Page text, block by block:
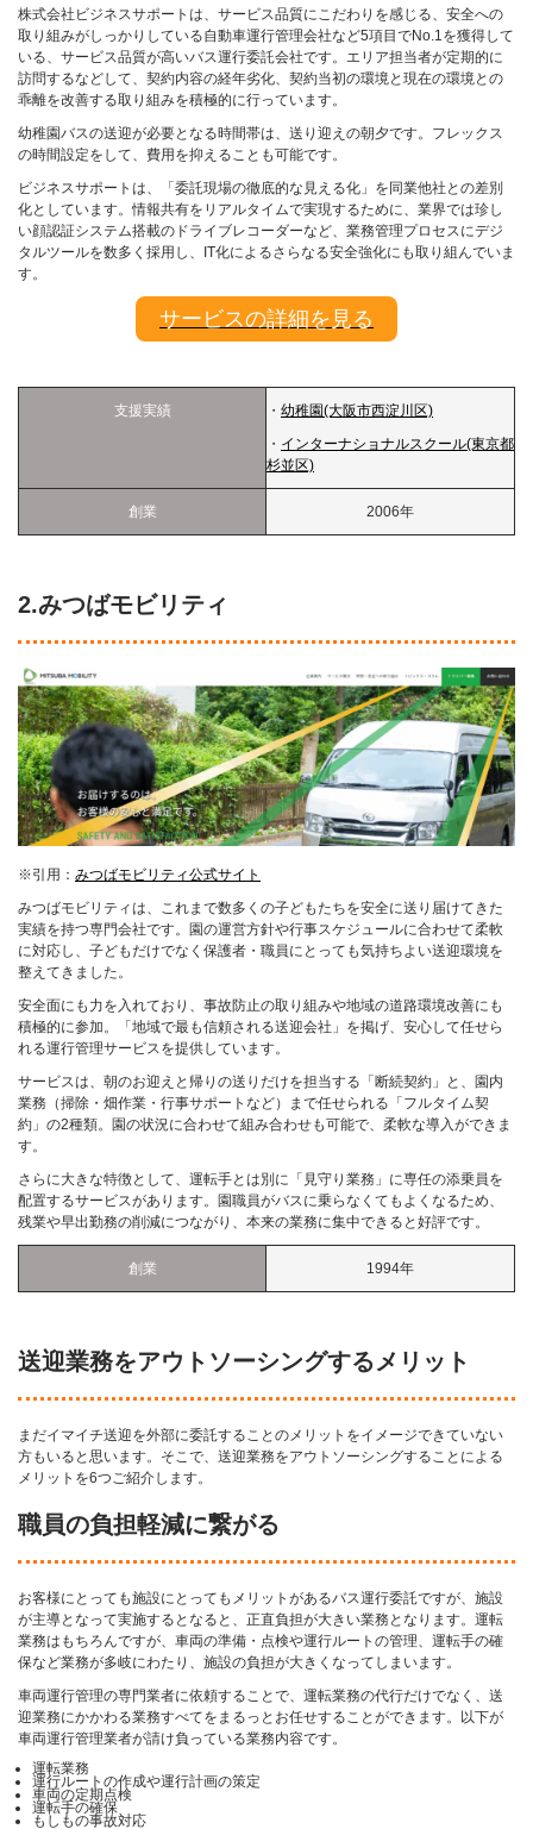
株式会社ビジネスサポートは、サービス品質にこだわりを感じる、安全への
取り組みがしっかりしている自動車運行管理会社など5項目でNo.1を獲得して
いる、サービス品質が高いバス運行委託会社です。エリア担当者が定期的に
訪問するなどして、契約内容の経年劣化、契約当初の環境と現在の環境との
乖離を改善する取り組みを積極的に行っています。
幼稚園バスの送迎が必要となる時間帯は、送り迎えの朝夕です。フレックス
の時間設定をして、費用を抑えることも可能です。
ビジネスサポートは、「委託現場の徹底的な見える化」を同業他社との差別
化としています。情報共有をリアルタイムで実現するために、業界では珍し
い顔認証システム搭載のドライブレコーダーなど、業務管理プロセスにデジ
タルツールを数多く採用し、IT化によるさらなる安全強化にも取り組んでいま
す。
サービスの詳細を見る
支援実績 ・ 幼稚園(大阪市西淀川区)
・ インターナショナルスクール(東京都
杉並区)
創業 2006年
2.みつばモビリティ
※引用： みつばモビリティ公式サイト
みつばモビリティは、これまで数多くの子どもたちを安全に送り届けてきた
実績を持つ専門会社です。園の運営方針や行事スケジュールに合わせて柔軟
に対応し、子どもだけでなく保護者・職員にとっても気持ちよい送迎環境を
整えてきました。
安全面にも力を入れており、事故防止の取り組みや地域の道路環境改善にも
積極的に参加。「地域で最も信頼される送迎会社」を掲げ、安心して任せら
れる運行管理サービスを提供しています。
サービスは、朝のお迎えと帰りの送りだけを担当する「断続契約」と、園内
業務（掃除・畑作業・行事サポートなど）まで任せられる「フルタイム契
約」の2種類。園の状況に合わせて組み合わせも可能で、柔軟な導入ができま
す。
さらに大きな特徴として、運転手とは別に「見守り業務」に専任の添乗員を
配置するサービスがあります。園職員がバスに乗らなくてもよくなるため、
残業や早出勤務の削減につながり、本来の業務に集中できると好評です。
創業 1994年
送迎業務をアウトソーシングするメリット
まだイマイチ送迎を外部に委託することのメリットをイメージできていない
方もいると思います。そこで、送迎業務をアウトソーシングすることによる
メリットを6つご紹介します。
職員の負担軽減に繋がる
お客様にとっても施設にとってもメリットがあるバス運行委託ですが、施設
が主導となって実施するとなると、正直負担が大きい業務となります。運転
業務はもちろんですが、車両の準備・点検や運行ルートの管理、運転手の確
保など業務が多岐にわたり、施設の負担が大きくなってしまいます。
車両運行管理の専門業者に依頼することで、運転業務の代行だけでなく、送
迎業務にかかわる業務すべてをまるっとお任せすることができます。以下が
車両運行管理業者が請け負っている業務内容です。
運転業務
運行ルートの作成や運行計画の策定
車両の定期点検
運転手の確保
もしもの事故対応